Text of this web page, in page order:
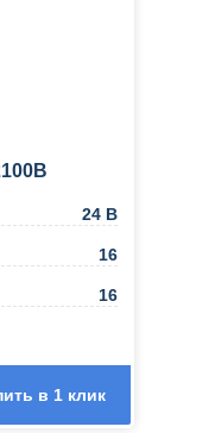
24 В
16
16
в 1 клик